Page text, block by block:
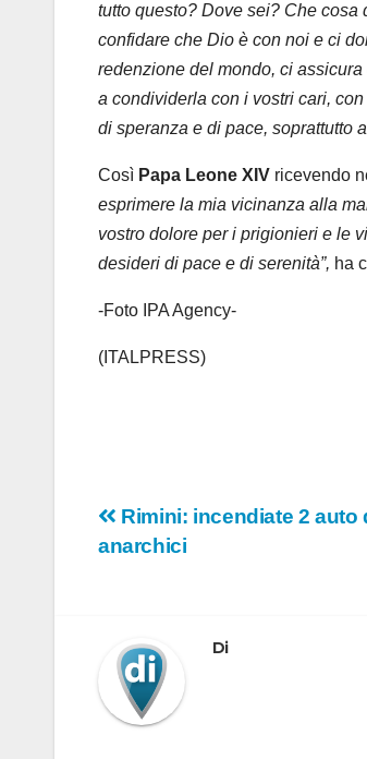
tutto questo? Dove sei? Che cosa
confidare che Dio è con noi e ci
redenzione del mondo, ci
a condividerla con i vostri cari,
di speranza e di pace, soprattutto
Così Papa Leone XIV ricevendo
esprimere la mia vicinanza alla
vostro dolore per i prigionieri e le
desideri di pace e di serenità”, ha
-Foto IPA Agency-
(ITALPRESS)
Navigazione
Rimini: incendiate 2 auto
anarchici
Di